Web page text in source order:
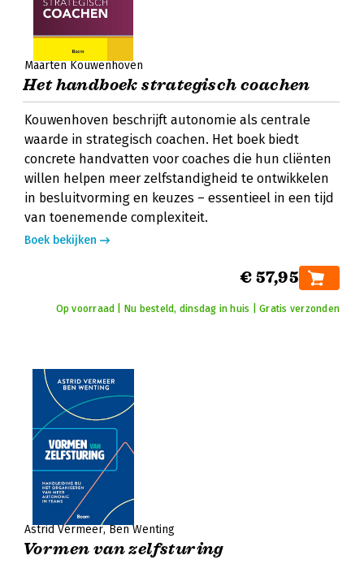
Maarten Kouwenhoven
Het handboek strategisch coachen
Kouwenhoven beschrijft autonomie als centrale
waarde in strategisch coachen. Het boek biedt
concrete handvatten voor coaches die hun cliënten
willen helpen meer zelfstandigheid te ontwikkelen
in besluitvorming en keuzes – essentieel in een tijd
van toenemende complexiteit.
Boek bekijken
€ 57,95
Op voorraad | Nu besteld, dinsdag in huis | Gratis verzonden
Astrid Vermeer Ben Wenting
Vormen van zelfsturing